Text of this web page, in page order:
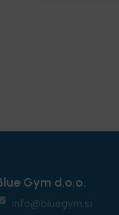
Gym d.o.o.
info@bluegym.si